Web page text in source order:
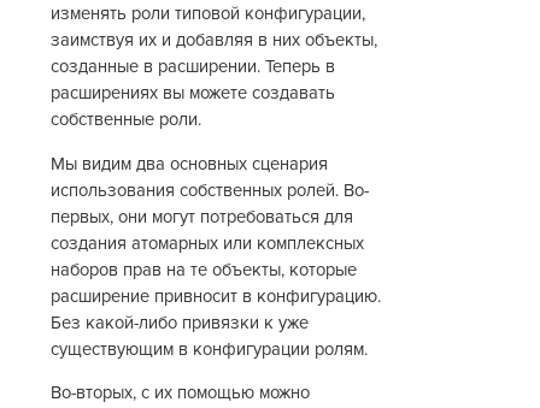
изменять роли типовой конфигурации,
заимствуя их и добавляя в них объекты,
созданные в расширении. Теперь в
расширениях вы можете создавать
собственные роли.
Мы видим два основных сценария
использования собственных ролей. Во-
первых, они могут потребоваться для
создания атомарных или комплексных
наборов прав на те объекты, которые
расширение привносит в конфигурацию.
Без какой-либо привязки к уже
существующим в конфигурации ролям.
Во-вторых, с их помощью можно